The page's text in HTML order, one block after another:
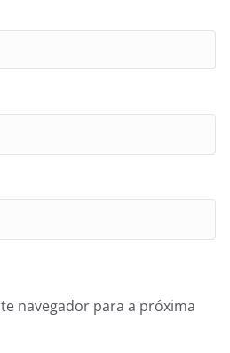
navegador para a próxima